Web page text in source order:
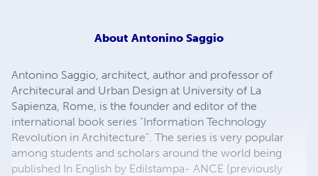
About Antonino Saggio
Antonino Saggio, architect, author and professor of
Architecural and Urban Design at University of La
Sapienza, Rome, is the founder and editor of the
international book series "Information Technology
Revolution in Architecture". The series is very popular
among students and scholars around the world being
published In English by Edilstampa- ANCE (previously